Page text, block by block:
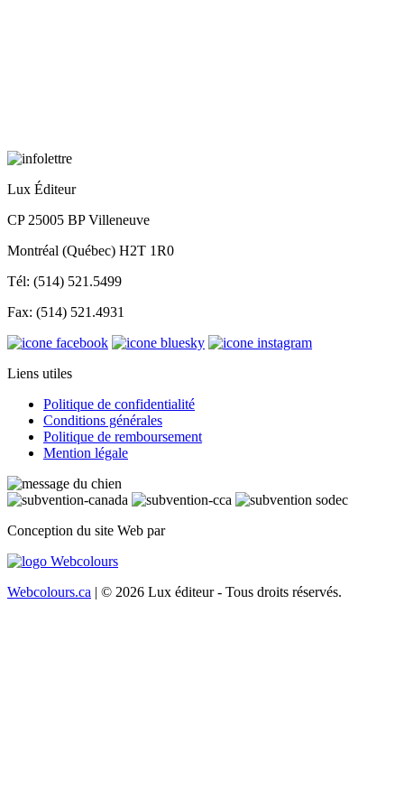
Lux Éditeur
CP 25005 BP Villeneuve
Montréal (Québec) H2T 1R0
Tél: (514) 521.5499
Fax: (514) 521.4931
Liens utiles
Politique de confidentialité
Conditions générales
Politique de remboursement
Mention légale
Conception du site Web par
Webcolours.ca | © 2026 Lux éditeur - Tous droits réservés.